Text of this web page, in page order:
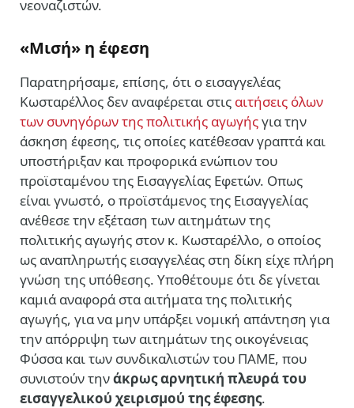
νεοναζιστών.
«Μισή» η έφεση
Παρατηρήσαμε, επίσης, ότι ο εισαγγελέας
Κωσταρέλλος δεν αναφέρεται στις αιτήσεις όλων
των συνηγόρων της πολιτικής αγωγήςγια την
άσκηση έφεσης, τις οποίες κατέθεσαν γραπτά και
υποστήριξαν και προφορικά ενώπιον του
προϊσταμένου της Εισαγγελίας Εφετών. Οπως
είναι γνωστό, ο προϊστάμενος της Εισαγγελίας
ανέθεσε την εξέταση των αιτημάτων της
πολιτικής αγωγής στον κ. Κωσταρέλλο, ο οποίος
ως αναπληρωτής εισαγγελέας στη δίκη είχε πλήρη
γνώση της υπόθεσης. Υποθέτουμε ότι δε γίνεται
καμιά αναφορά στα αιτήματα της πολιτικής
αγωγής, για να μην υπάρξει νομική απάντηση για
την απόρριψη των αιτημάτων της οικογένειας
Φύσσα και των συνδικαλιστών του ΠΑΜΕ, που
συνιστούν τηνάκρως αρνητική πλευρά του
εισαγγελικού χειρισμού της έφεσης.